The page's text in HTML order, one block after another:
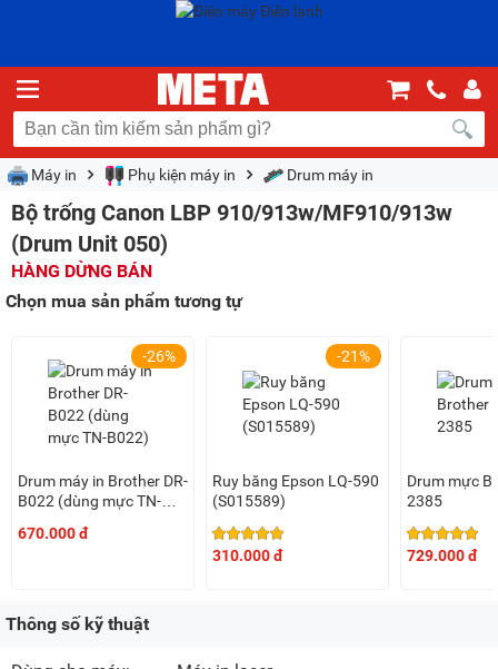
Máy in Phụ kiện máy in Drum máy in
Bộ trống Canon LBP 910/913w/MF910/913w
(Drum Unit 050)
HÀNG DỪNG BÁN
Chọn mua sản phẩm tương tự
-26%
Drum máy in Brother DR-
B022 (dùng mực TN-
670.000 đ
-21%
Ruy băng Epson LQ-590
(S015589)
310.000 đ
Drum mực
2385
729.000 đ
Thông số kỹ thuật